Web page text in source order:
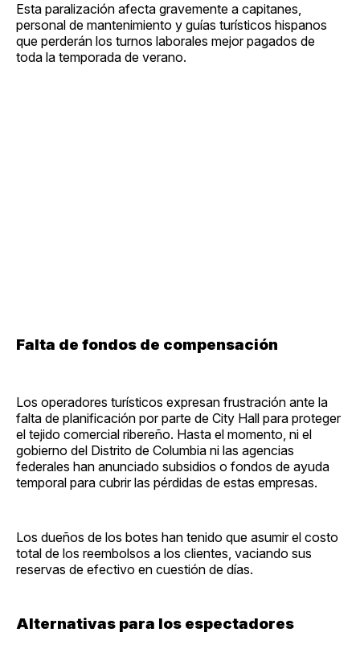
Esta paralización afecta gravemente a capitanes,
personal de mantenimiento y guías turísticos hispanos
que perderán los turnos laborales mejor pagados de
toda la temporada de verano.
Falta de fondos de compensación
Los operadores turísticos expresan frustración ante la
falta de planificación por parte de City Hall para proteger
el tejido comercial ribereño. Hasta el momento, ni el
gobierno del Distrito de Columbia ni las agencias
federales han anunciado subsidios o fondos de ayuda
temporal para cubrir las pérdidas de estas empresas.
Los dueños de los botes han tenido que asumir el costo
total de los reembolsos a los clientes, vaciando sus
reservas de efectivo en cuestión de días.
Alternativas para los espectadores